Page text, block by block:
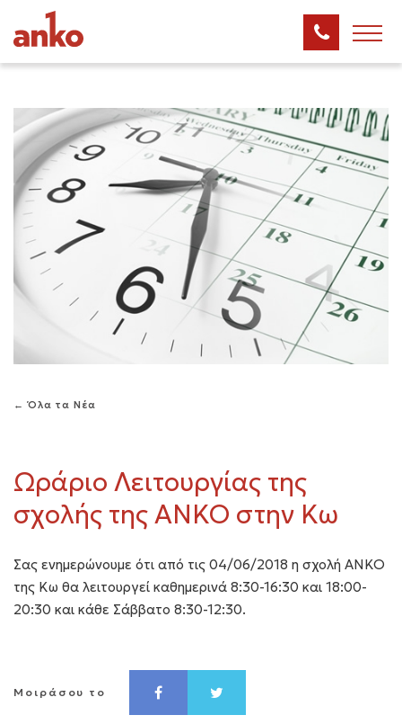
← Όλα τα Νέα
Ωράριο Λειτουργίας της
σχολής της ANKO στην Κω
Σας ενημερώνουμε ότι από τις 04/06/2018 η σχολή ΑΝΚΟ
της Κω θα λειτουργεί καθημερινά 8:30-16:30 και 18:00-
20:30 και κάθε Σάββατο 8:30-12:30.
Μοιράσου το